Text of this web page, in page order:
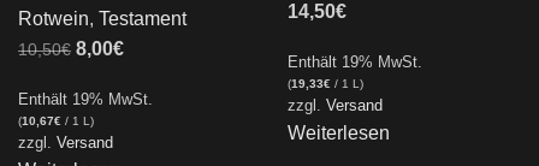
Rotwein, Testament
10,50€ 8,00€
Enthält 19% MwSt.
(10,67€ / 1 L)
zzgl. Versand
14,50€
Enthält 19% MwSt.
(19,33€ / 1 L)
zzgl. Versand
Weiterlesen